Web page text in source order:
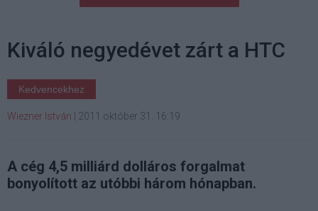
Kiváló negyedévet zárt a HTC
Kedvencekhez
Wiezner István 2011 október 31. 16:19
A cég 4,5 milliárd dolláros forgalmat
bonyolított az utóbbi három hónapban.